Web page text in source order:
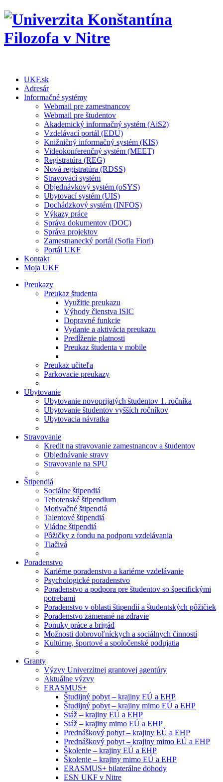
UKF.sk
Adresár
Informačné systémy
Webmail pre zamestnancov
Webmail pre študentov
Akademický informačný systém (AiS2)
Vzdelávací portál (EDU)
Knižničný informačný systém (KIS)
Videokonferenčný systém (MEET)
Registratúra (REG)
Nová registratúra (RDSS)
Stravovací systém
Objednávkový systém (oSYS)
Ubytovací systém (UIS)
Dochádzkový systém (INFOS)
Výkazy práce
Správa dokumentov (DOC)
Správa projektov
Zamestnanecký portál (Sofia Fiori)
Portál UKF
Kontakt
Moja UKF
Preukazy
Preukaz študenta
Využitie preukazu
Výhody členstva ISIC
Dopravné funkcie
Vydanie a aktivácia preukazu
Predĺženie platnosti
Preukaz študenta v mobile
Preukaz učiteľa
Parkovacie preukazy
Ubytovanie
Ubytovanie novoprijatých študentov 1. ročníka
Ubytovanie študentov vyšších ročníkov
Ubytovacia návratka
Stravovanie
Kredit na stravovanie zamestnancov a študentov
Objednávanie stravy
Stravovanie na SPU
Štipendiá
Sociálne štipendiá
Tehotenské štipendium
Motivačné štipendiá
Talentové štipendiá
Vládne štipendiá
Pôžičky z fondu na podporu vzdelávania
Tlačivá
Poradenstvo
Kariérne poradenstvo a kariérne vzdelávanie
Psychologické poradenstvo
Poradenstvo a podpora pre študentov so špecifickými
potrebami
Poradenstvo v oblasti štipendií a študentských pôžičiek
Poradenstvo zamerané na zdravie
Ponuky práce a brigád
Možnosti dobrovoľníckych a sociálnych činností
Kultúrne, športové a spoločenské podujatia
Granty
Výzvy Univerzitnej grantovej agentúry
Aktuálne výzvy
ERASMUS+
Študijný pobyt – krajiny EÚ a EHP
Študijný pobyt – krajiny mimo EÚ a EHP
Stáž – krajiny EÚ a EHP
Stáž – krajiny mimo EÚ a EHP
Prednáškový pobyt – krajiny EÚ a EHP
Prednáškový pobyt – krajiny mimo EÚ a EHP
Školenie – krajiny EÚ a EHP
Školenie – krajiny mimo EÚ a EHP
ERASMUS+ bilaterálne dohody
ESN UKF v Nitre